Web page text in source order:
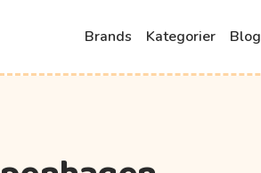
Brands Kategorier Blog